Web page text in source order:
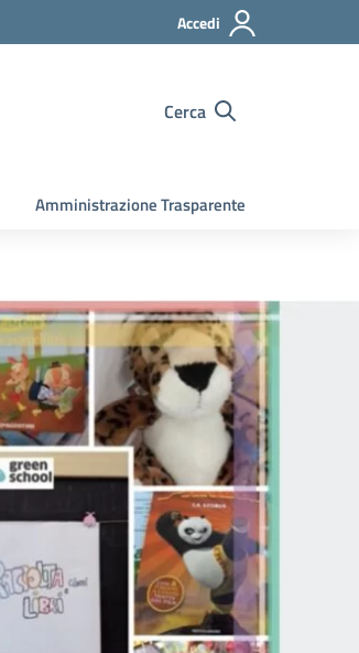
Accedi
Cerca
Amministrazione Trasparente